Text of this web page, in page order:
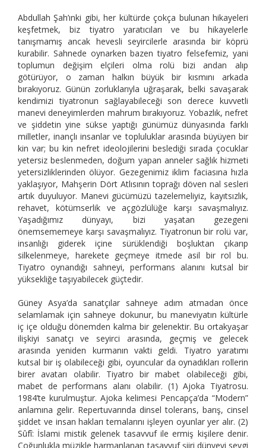
Abdullah Şah’ınki gibi, her kültürde çokça bulunan hikayeleri
keşfetmek, biz tiyatro yaratıcıları ve bu hikayelerle
tanışmamış ancak hevesli seyircilerle arasında bir köprü
kurabilir. Sahnede oynarken bazen tiyatro felsefemiz, yani
toplumun değişim elçileri olma rolü bizi andan alıp
götürüyor, o zaman halkın büyük bir kısmını arkada
bırakıyoruz. Günün zorluklarıyla uğraşarak, belki savaşarak
kendimizi tiyatronun sağlayabileceği son derece kuvvetli
manevi deneyimlerden mahrum bırakıyoruz. Yobazlık, nefret
ve şiddetin yine sükse yaptığı günümüz dünyasında farklı
milletler, inançlı insanlar ve topluluklar arasında büyüyen bir
kin var; bu kin nefret ideolojilerini beslediği sırada çocuklar
yetersiz beslenmeden, doğum yapan anneler sağlık hizmeti
yetersizliklerinden ölüyor. Gezegenimiz iklim faciasına hızla
yaklaşıyor, Mahşerin Dört Atlısının toprağı döven nal sesleri
artık duyuluyor. Manevi gücümüzü tazelemeliyiz, kayıtsızlık,
rehavet, kötümserlik ve açgözlülüğe karşı savaşmalıyız.
Yaşadığımız dünyayı, bizi yaşatan gezegeni
önemsememeye karşı savaşmalıyız. Tiyatronun bir rolü var,
insanlığı giderek içine sürüklendiği boşluktan çıkarıp
silkelenmeye, harekete geçmeye itmede asil bir rol bu.
Tiyatro oynandığı sahneyi, performans alanını kutsal bir
yüksekliğe taşıyabilecek güçtedir.
Güney Asya’da sanatçılar sahneye adım atmadan önce
selamlamak için sahneye dokunur, bu maneviyatın kültürle
iç içe olduğu dönemden kalma bir gelenektir. Bu ortakyaşar
ilişkiyi sanatçı ve seyirci arasında, geçmiş ve gelecek
arasında yeniden kurmanın vakti geldi. Tiyatro yaratımı
kutsal bir iş olabileceği gibi, oyuncular da oynadıkları rollerin
birer avatarı olabilir. Tiyatro bir mabet olabileceği gibi,
mabet de performans alanı olabilir. (1) Ajoka Tiyatrosu.
1984’te kurulmuştur. Ajoka kelimesi Pencapça’da “Modern”
anlamına gelir. Repertuvarında dinsel tolerans, barış, cinsel
şiddet ve insan hakları temalarını işleyen oyunlar yer alır. (2)
Sûfî: İslami mistik gelenek tasavvuf ile ermiş kişilere denir.
Çoğunlukla müzikle harmanlanan tasavvuf şiiri dünyevi sevgi